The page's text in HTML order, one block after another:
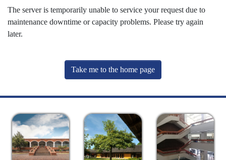
The server is temporarily unable to service your request due to
maintenance downtime or capacity problems. Please try again
later.
Take me to the home page